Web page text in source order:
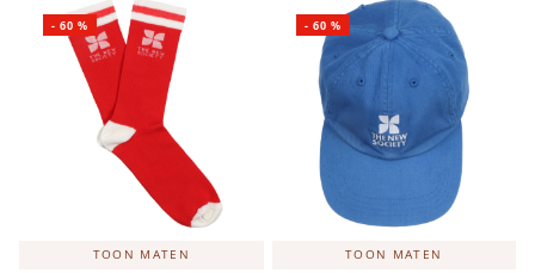
TOON MATEN
-60 %
TOON MATEN
- 60 %